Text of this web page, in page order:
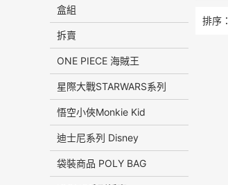
盒組
拆賣
ONE PIECE 海賊王
星際大戰STARWARS系列
悟空小俠Monkie Kid
迪士尼系列 Disney
袋裝商品 POLY BAG
排序：